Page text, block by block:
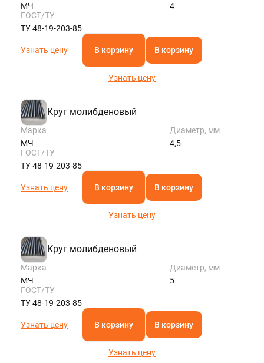
МЧ
4
ГОСТ/ТУ
ТУ 48-19-203-85
Узнать цену В корзину В корзину
Узнать цену
Круг молибденовый
Марка
МЧ
Диаметр, мм
4,5
ГОСТ/ТУ
ТУ 48-19-203-85
Узнать цену В корзину В корзину
Узнать цену
Круг молибденовый
Марка
МЧ
Диаметр, мм
5
ГОСТ/ТУ
ТУ 48-19-203-85
Узнать цену В корзину В корзину
Узнать цену